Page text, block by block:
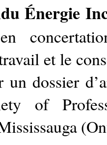
Énergie
et le
un dossier
of